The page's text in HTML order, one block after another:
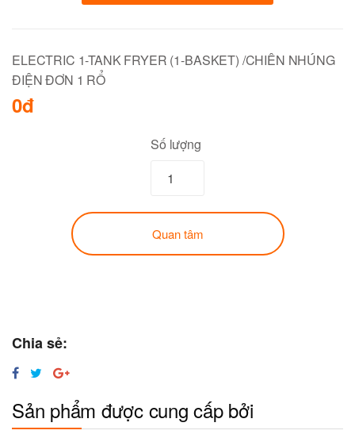
ELECTRIC 1-TANK FRYER (1-BASKET) /CHIÊN NHÚNG
ĐIỆN ĐƠN 1 RỔ
0đ
Số lượng
Quan tâm
Chia sẻ:
Sản phẩm được cung cấp bởi